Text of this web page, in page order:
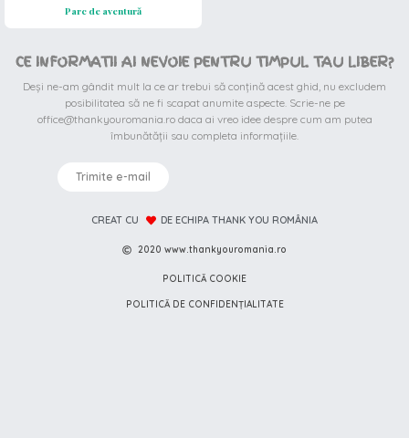
Parc de aventură
CE INFORMATII AI NEVOIE PENTRU TIMPUL TAU LIBER?
Deși ne-am gândit mult la ce ar trebui să conțină acest ghid, nu excludem
posibilitatea să ne fi scapat anumite aspecte. Scrie-ne pe
office@thankyouromania.ro daca ai vreo idee despre cum am putea
îmbunătății sau completa informațiile.
Trimite e-mail
CREAT CU DE ECHIPA THANK YOU ROMÂNIA
2020 www.thankyouromania.ro
POLITICĂ COOKIE
POLITICĂ DE CONFIDENȚIALITATE